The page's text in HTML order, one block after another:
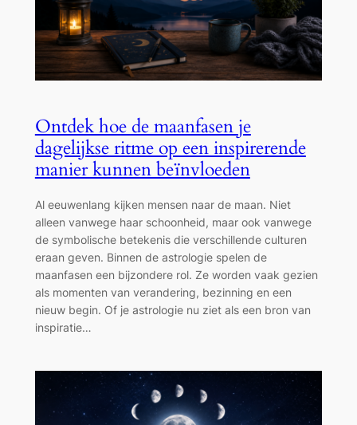
Ontdek hoe de maanfasen je
dagelijkse ritme op een inspirerende
manier kunnen beïnvloeden
Al eeuwenlang kijken mensen naar de maan. Niet
alleen vanwege haar schoonheid, maar ook vanwege
de symbolische betekenis die verschillende culturen
eraan geven. Binnen de astrologie spelen de
maanfasen een bijzondere rol. Ze worden vaak gezien
als momenten van verandering, bezinning en een
nieuw begin. Of je astrologie nu ziet als een bron van
inspiratie…